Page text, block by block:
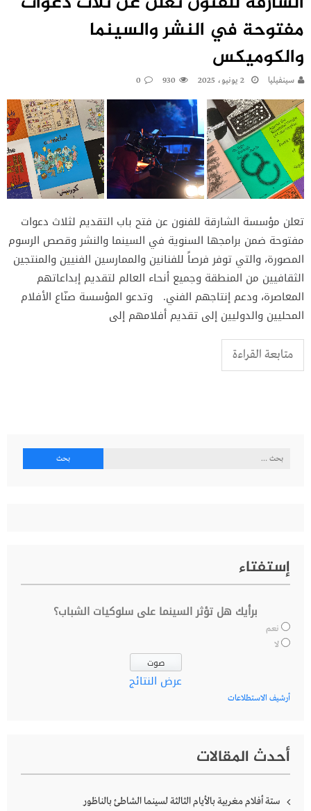
مفتوحة في النشر والسينما
والكوميكس
سينفيليا 2 يونيو، 2025 930
0
تعلن مؤسسة الشارقة للفنون عن فتح باب التقديم لثلاث دعوات
مفتوحة ضمن برامجها السنوية في السينما والنشر وقصص الرسوم
المصورة، والتي توفر فرصاً للفنانين والممارسين الفنيين والمنتجين
الثقافيين من المنطقة وجميع أنحاء العالم لتقديم إبداعاتهم
المعاصرة، ودعم إنتاجهم الفني. وتدعو المؤسسة صنّاع الأفلام
المحليين والدوليين إلى تقديم أفلامهم إلى
متابعة القراءة
البحث
إستفتاء
برأيك هل تؤثر السينما على سلوكيات الشباب؟
نعم
لا
عرض النتائج
أرشيف الاستطلاعات
أحدث المقالات
ستة أفلام مغربية بالأيام الثالثة لسينما الشاطئ بالناظور